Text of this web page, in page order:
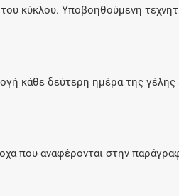
κύκλου. Υποβοηθούμενη
κάθε δεύτερη ημέρα της γέλης
που αναφέρονται στην